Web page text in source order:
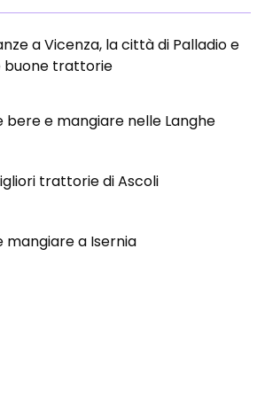
a Vicenza, la città di Palladio e
buone trattorie
bere e mangiare nelle Langhe
trattorie di Ascoli
mangiare a Isernia